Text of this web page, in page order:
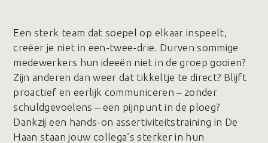
Een sterk team dat soepel op elkaar inspeelt,
creëer je niet in een-twee-drie. Durven sommige
medewerkers hun ideeën niet in de groep gooien?
Zijn anderen dan weer dat tikkeltje te direct? Blijft
proactief en eerlijk communiceren – zonder
schuldgevoelens – een pijnpunt in de ploeg?
Dankzij een hands-on assertiviteitstraining in De
Haan staan jouw collega’s sterker in hun